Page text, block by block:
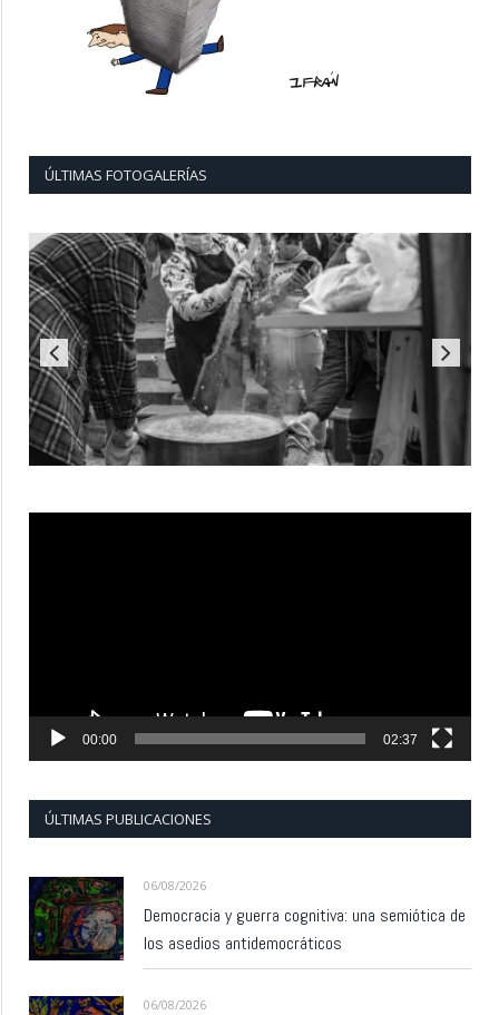
ÚLTIMAS FOTOGALERÍAS
00:00 02:37
ÚLTIMAS PUBLICACIONES
06/08/2026
Democracia y guerra cognitiva: una semiótica de
los asedios antidemocráticos
06/08/2026